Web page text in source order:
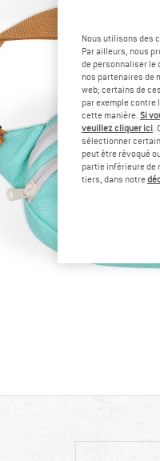
Nous utilisons des
Par ailleurs, nous
de personnaliser le
nos partenaires de
web; certains de
par exemple
cette manière. Si
veuillez cliquer ici.
sélectionner
peut être révoqué
partie inférieure de
tiers, dans notre